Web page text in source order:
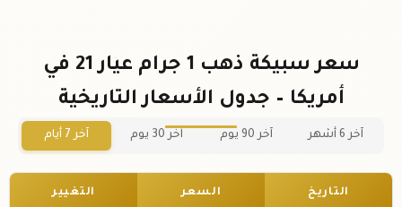
سعر سبيكة ذهب 1 جرام عيار 21 في
أمريكا – جدول الأسعار التاريخية
آخر 6 أشهر آخر 90 يوم آخر 30 يوم آخر 7 أيام
التاريخ السعر التغيير